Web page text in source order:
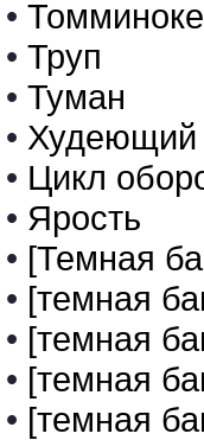
•
• Труп
• Туман
• Худеющий
• Цикл
• Ярость
• [Темная
• [темная
• [темная
• [темная
• [темная